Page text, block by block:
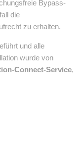
Bypass-
die
zu erhalten.
und alle
wurde von
Connect-Service,